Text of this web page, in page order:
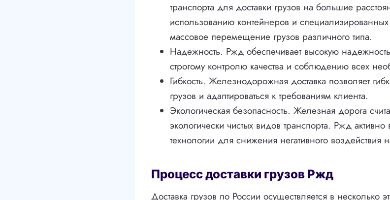
транспорта для доставки грузов на большие
использованию контейнеров и
массовое перемещение грузов различного типа.
Надежность. Ржд обеспечивает высокую
строгому контролю качества и соблюдению всех
Гибкость. Железнодорожная доставка позволяет
грузов и адаптироваться к требованиям клиента.
Экологическая безопасность. Железная дорога
экологически чистых видов транспорта. Ржд
технологии для снижения негативного
Процесс доставки грузов Ржд
Доставка грузов по России осуществляется в несколько